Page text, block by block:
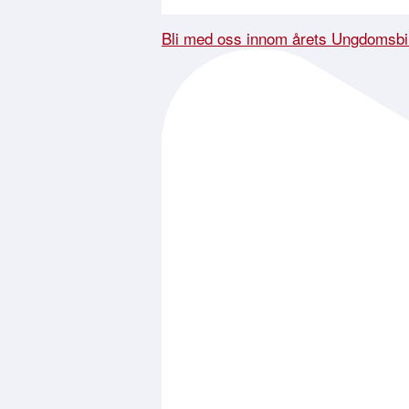
Bli med oss innom årets